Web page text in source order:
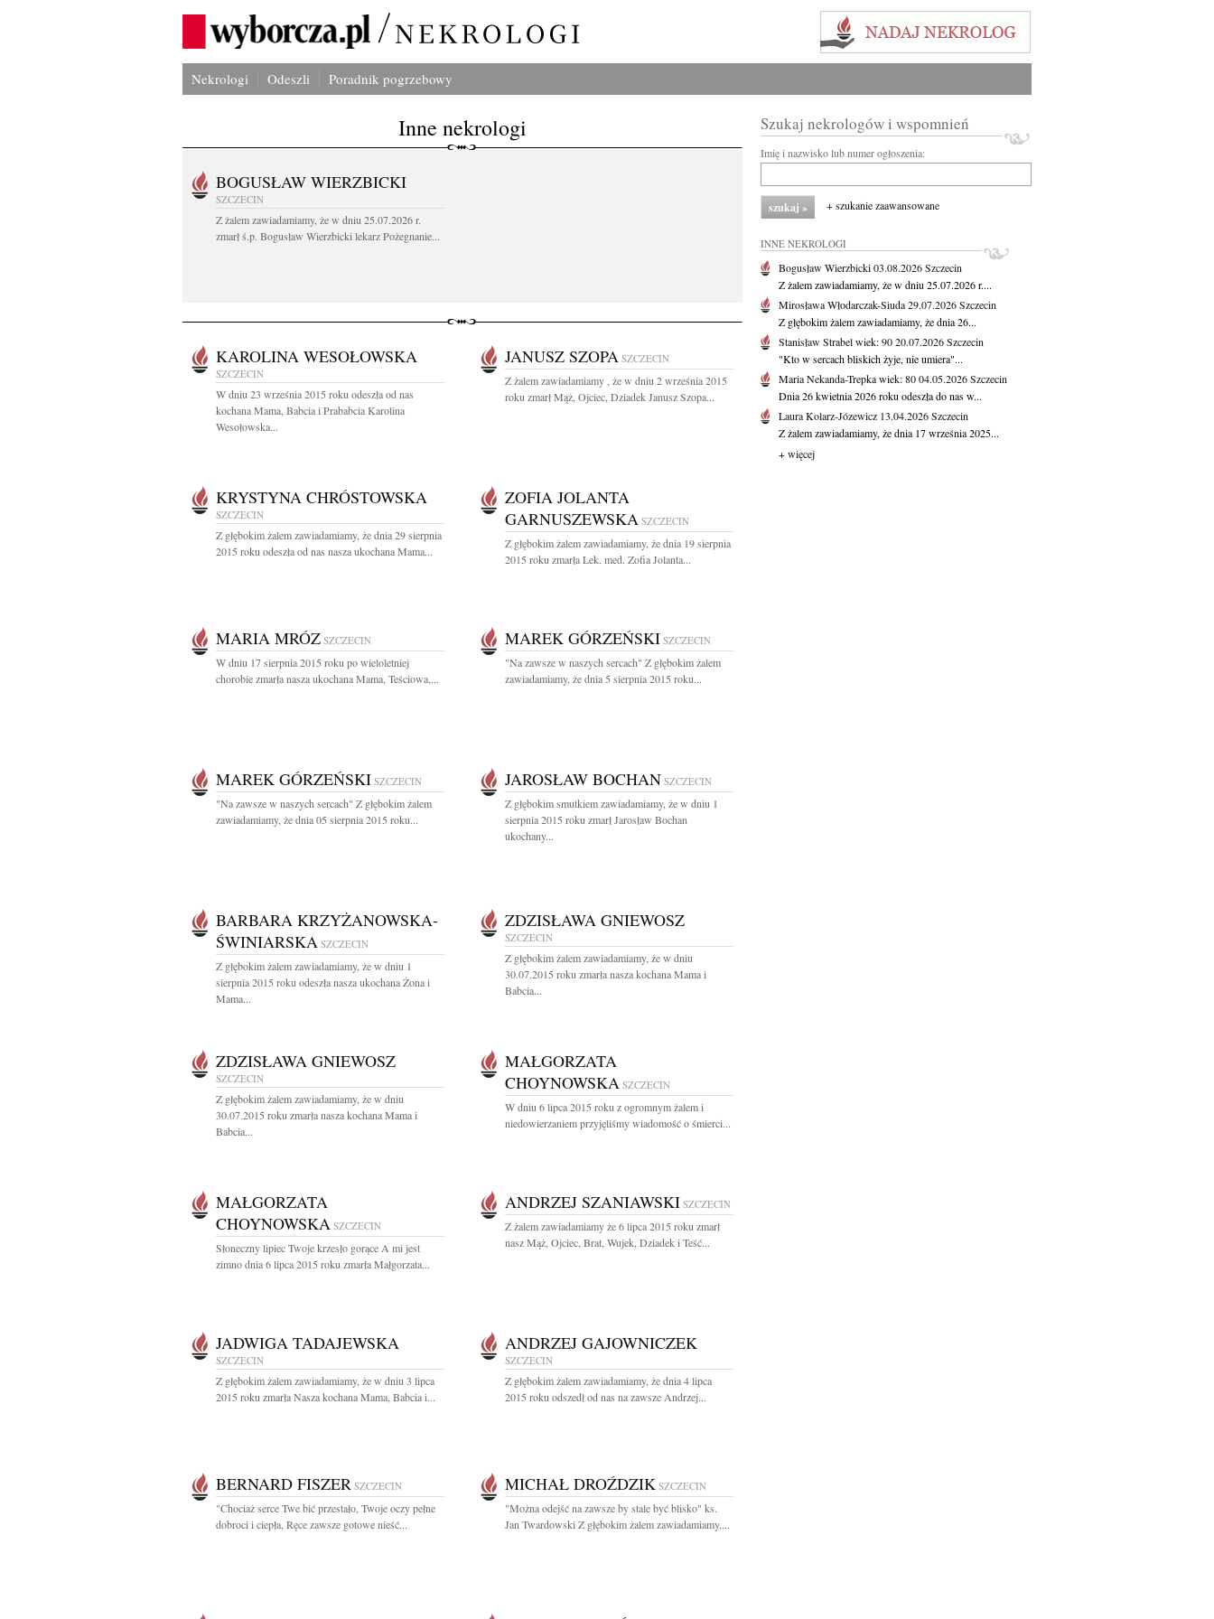
Nekrologi Odeszli Poradnik pogrzebowy
Inne nekrologi
BOGUSŁAW WIERZBICKI
SZCZECIN
Z żalem zawiadamiamy, że w dniu 25.07.2026 r.
zmarł ś.p. Bogusław Wierzbicki lekarz Pożegnanie...
KAROLINA WESOŁOWSKA
SZCZECIN
W dniu 23 września 2015 roku odeszła od nas
kochana Mama, Babcia i Prababcia Karolina
Wesołowska...
JANUSZ SZOPA SZCZECIN
Z żalem zawiadamiamy , że w dniu 2 września 2015
roku zmarł Mąż, Ojciec, Dziadek Janusz Szopa...
KRYSTYNA CHRÓSTOWSKA
SZCZECIN
Z głębokim żalem zawiadamiamy, że dnia 29 sierpnia
2015 roku odeszła od nas nasza ukochana Mama...
ZOFIA JOLANTA
GARNUSZEWSKA SZCZECIN
Z głębokim żalem zawiadamiamy, że dnia 19 sierpnia
2015 roku zmarła Lek. med. Zofia Jolanta...
MARIA MRÓZ SZCZECIN
W dniu 17 sierpnia 2015 roku po wieloletniej
chorobie zmarła nasza ukochana Mama, Teściowa,...
MAREK GÓRZEŃSKI SZCZECIN
"Na zawsze w naszych sercach" Z głębokim żalem
zawiadamiamy, że dnia 5 sierpnia 2015 roku...
MAREK GÓRZEŃSKI SZCZECIN
"Na zawsze w naszych sercach" Z głębokim żalem
zawiadamiamy, że dnia 05 sierpnia 2015 roku...
JAROSŁAW BOCHAN SZCZECIN
Z głębokim smutkiem zawiadamiamy, że w dniu 1
sierpnia 2015 roku zmarł Jarosław Bochan
ukochany...
BARBARA KRZYŻANOWSKA-
ŚWINIARSKA SZCZECIN
Z głębokim żalem zawiadamiamy, że w dniu 1
sierpnia 2015 roku odeszła nasza ukochana Żona i
Mama...
ZDZISŁAWA GNIEWOSZ
SZCZECIN
Z głębokim żalem zawiadamiamy, że w dniu
30.07.2015 roku zmarła nasza kochana Mama i
Babcia...
ZDZISŁAWA GNIEWOSZ
SZCZECIN
Z głębokim żalem zawiadamiamy, że w dniu
30.07.2015 roku zmarła nasza kochana Mama i
Babcia...
MAŁGORZATA
CHOYNOWSKA SZCZECIN
W dniu 6 lipca 2015 roku z ogromnym żalem i
niedowierzaniem przyjęliśmy wiadomość o śmierci...
MAŁGORZATA
CHOYNOWSKA SZCZECIN
Słoneczny lipiec Twoje krzesło gorące A mi jest
zimno dnia 6 lipca 2015 roku zmarła Małgorzata...
ANDRZEJ SZANIAWSKI SZCZECIN
Z żalem zawiadamiamy że 6 lipca 2015 roku zmarł
nasz Mąż, Ojciec, Brat, Wujek, Dziadek i Teść...
JADWIGA TADAJEWSKA
SZCZECIN
Z głębokim żalem zawiadamiamy, że w dniu 3 lipca
2015 roku zmarła Nasza kochana Mama, Babcia i...
ANDRZEJ GAJOWNICZEK
SZCZECIN
Z głębokim żalem zawiadamiamy, że dnia 4 lipca
2015 roku odszedł od nas na zawsze Andrzej...
BERNARD FISZER SZCZECIN
"Chociaż serce Twe bić przestało, Twoje oczy pełne
dobroci i ciepła, Ręce zawsze gotowe nieść...
MICHAŁ DROŹDZIK SZCZECIN
"Można odejść na zawsze by stale być blisko" ks.
Jan Twardowski Z głębokim żalem zawiadamiamy,...
Szukaj nekrologów i wspomnień
Imię i nazwisko lub numer ogłoszenia:
+ szukanie zaawansowane
INNE NEKROLOGI
Bogusław Wierzbicki03.08.2026Szczecin
Z żalem zawiadamiamy, że w dniu 25.07.2026 r....
Mirosława Włodarczak-Siuda29.07.2026Szczecin
Z głębokim żalem zawiadamiamy, że dnia 26...
Stanisław Strabelwiek: 9020.07.2026Szczecin
"Kto w sercach bliskich żyje, nie umiera"...
Maria Nekanda-Trepkawiek: 8004.05.2026Szczecin
Dnia 26 kwietnia 2026 roku odeszła do nas w...
Laura Kolarz-Józewicz 13.04.2026Szczecin
Z żalem zawiadamiamy, że dnia 17 września 2025...
+ więcej